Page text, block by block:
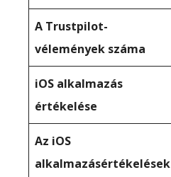
A Trustpilot-
vélemények száma
iOS alkalmazás
értékelése
Az iOS
alkalmazásértékelések